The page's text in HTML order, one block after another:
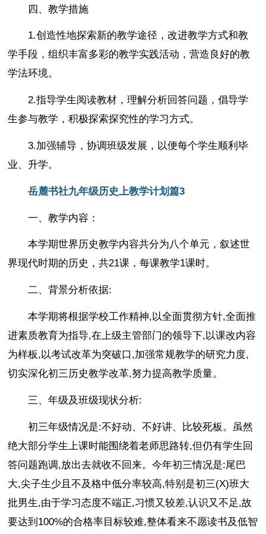
四、教学措施
1.创造性地探索新的教学途径，改进教学方式和教
学手段，组织丰富多彩的教学实践活动，营造良好的教
学法环境。
2.指导学生阅读教材，理解分析回答问题，倡导学
生参与教学，积极探索探究性的学习方式。
3.加强辅导，协调班级发展，以便每个学生顺利毕
业、升学。
岳麓书社九年级历史上教学计划篇3
一、教学内容：
本学期世界历史教学内容共分为八个单元，叙述世
界现代时期的历史，共21课，每课教学1课时。
二、背景分析依据:
本学期将根据学校工作精神,以全面贯彻方针,全面推
进素质教育为指导,在上级主管部门的领导下,以课改内容
为样板,以考试改革为突破口,加强常规教学的研究力度,
切实深化初三历史教学改革,努力提高教学质量。
三、年级及班级现状分析:
初三年级情况是:不好动、不好讲、比较死板。虽然
绝大部分学生上课时能围绕着老师思路转,但仍有学生回
答问题跑调,放出去就收不回来。今年初三情况是:尾巴
大,尖子生少且不及格中低分率较高,特别是初三(X)班大
批男生,由于学习态度不端正,习惯又较差,认识又不足,故
要达到100%的合格率目标较难,整体看来不愿读书及低智